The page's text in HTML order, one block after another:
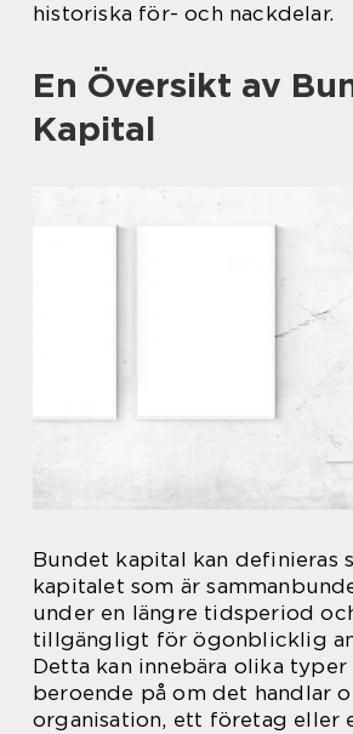
historiska för- och nackdelar.
En Översikt av
Kapital
Bundet kapital kan definieras
kapitalet som är
under en längre tidsperiod
tillgängligt för ögonblicklig
Detta kan innebära olika typer
beroende på om det handlar
organisation, ett företag eller